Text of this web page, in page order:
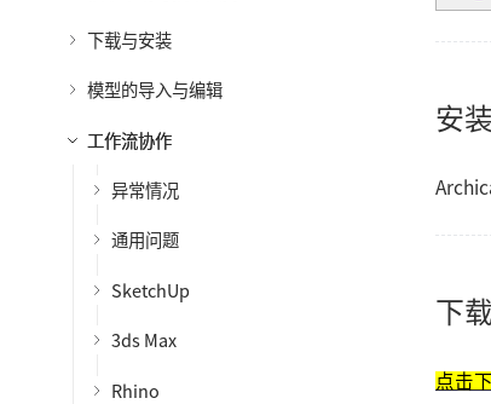
下载与安装
模型的导入与编辑
工作流协作
异常情况
通用问题
SketchUp
3ds Max
Rhino
安
下
点击